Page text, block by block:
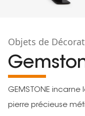
Objets de
GEMSTONE
pierre précieuse